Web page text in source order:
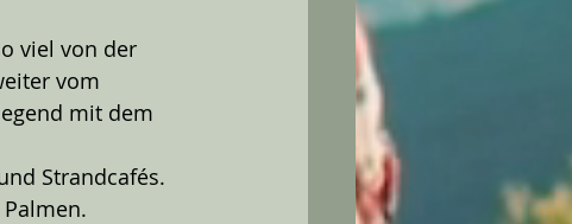
viel von der
vom
mit dem
Strandcafés.